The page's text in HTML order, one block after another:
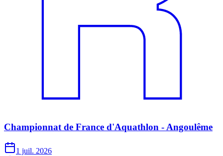
Championnat de France d'Aquathlon - Angoulême
1 juil. 2026